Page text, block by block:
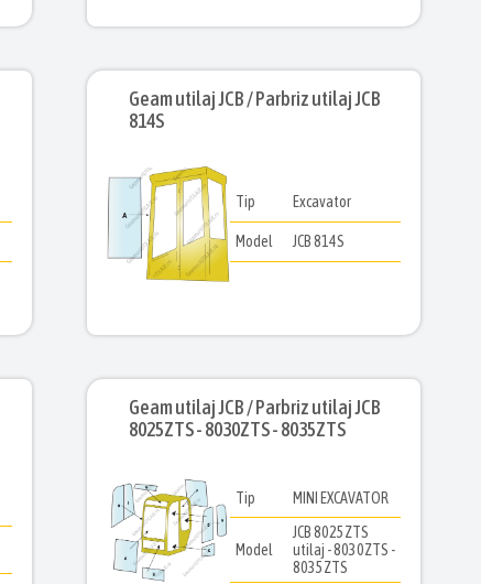
Geam utilaj JCB / Parbriz utilaj JCB
814S
Tip Excavator
Model JCB 814S
Geam utilaj JCB / Parbriz utilaj JCB
8025ZTS - 8030ZTS - 8035ZTS
Tip MINI EXCAVATOR
Model
JCB 8025ZTS
utilaj - 8030ZTS -
8035ZTS